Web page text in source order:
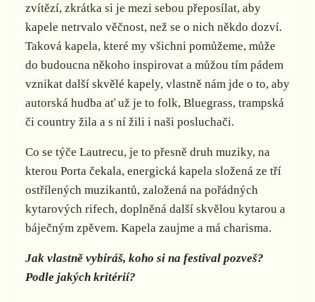
zvítězí, zkrátka si je mezi sebou přeposílat, aby
kapele netrvalo věčnost, než se o nich někdo dozví.
Taková kapela, které my všichni pomůžeme, může
do budoucna někoho inspirovat a můžou tím pádem
vznikat další skvělé kapely, vlastně nám jde o to, aby
autorská hudba ať už je to folk, Bluegrass, trampská
či country žila a s ní žili i naši posluchači.
Co se týče Lautrecu, je to přesně druh muziky, na
kterou Porta čekala, energická kapela složená ze tří
ostřílených muzikantů, založená na pořádných
kytarových rifech, doplněná další skvělou kytarou a
báječným zpěvem. Kapela zaujme a má charisma.
Jak vlastně vybíráš, koho si na festival pozveš?
Podle jakých kritérií?